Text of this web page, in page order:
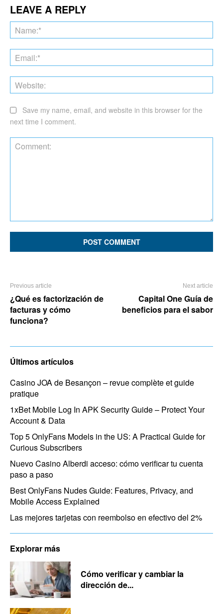
LEAVE A REPLY
Save my name, email, and website in this browser for the
next time I comment.
Previous article
¿Qué es factorización de
facturas y cómo
funciona?
Next article
Capital One Guía de
beneficios para el sabor
Últimos artículos
Casino JOA de Besançon – revue complète et guide
pratique
1xBet Mobile Log In APK Security Guide – Protect Your
Account & Data
Top 5 OnlyFans Models in the US: A Practical Guide for
Curious Subscribers
Nuevo Casino Alberdi acceso: cómo verificar tu cuenta
paso a paso
Best OnlyFans Nudes Guide: Features, Privacy, and
Mobile Access Explained
Las mejores tarjetas con reembolso en efectivo del 2%
Explorar más
Cómo verificar y cambiar la
dirección de...